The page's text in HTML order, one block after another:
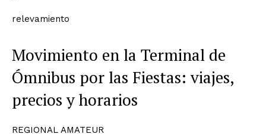
relevamiento
Movimiento en la Terminal de
Ómnibus por las Fiestas: viajes,
precios y horarios
REGIONAL AMATEUR